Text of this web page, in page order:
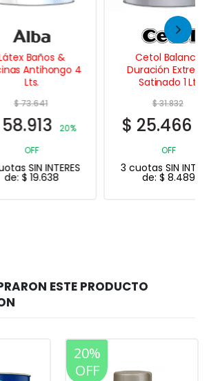
&
4
20%
Cetol Balance
Duración Extrema
Satinado 1 Lt.
$ 25.466
20%
3 cuotas SIN INTERES
8.489
20%
OFF